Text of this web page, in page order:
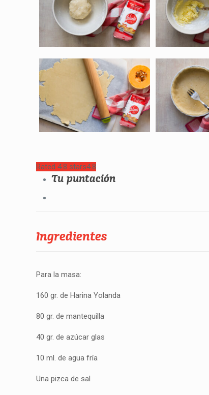
Rated 4.8 stars4.8
Tu puntación
Ingredientes
Para la masa:
160 gr. de Harina Yolanda
80 gr. de mantequilla
40 gr. de azúcar glas
10 ml. de agua fría
Una pizca de sal